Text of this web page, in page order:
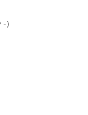
）